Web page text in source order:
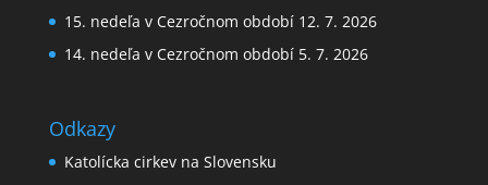
15. nedeľa v Cezročnom období 12. 7. 2026
14. nedeľa v Cezročnom období 5. 7. 2026
Odkazy
Katolícka cirkev na Slovensku